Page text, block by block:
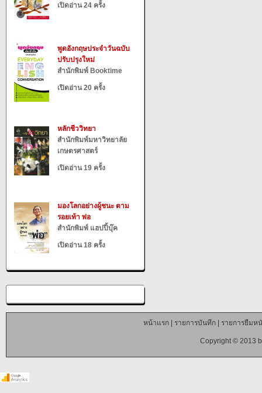
เปิดอ่าน 24 ครั้ง
พูดอังกฤษประจำวันฉบับ
ปรับปรุงใหม่
สำนักพิมพ์ Booktime
เปิดอ่าน 20 ครั้ง
หลักชีววิทยา
สำนักพิมพ์มหาวิทยาลัย
เกษตรศาสตร์
เปิดอ่าน 19 ครั้ง
มองโลกอย่างผู้ชนะ ตาม
รอยเท้า พ่อ
สำนักพิมพ์ แฮปปี้บุ๊ค
เปิดอ่าน 18 ครั้ง
หน้าแรก| รายการบันทึก| รายการยืมห
Copyright © 2013